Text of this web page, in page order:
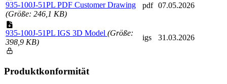
935-100J-51PL PDF Customer Drawing
(Größe: 246,1 KB)
pdf 07.05.2026
935-100J-51PL IGS 3D Model (Größe:
398,9 KB)
igs 31.03.2026
Produktkonformität